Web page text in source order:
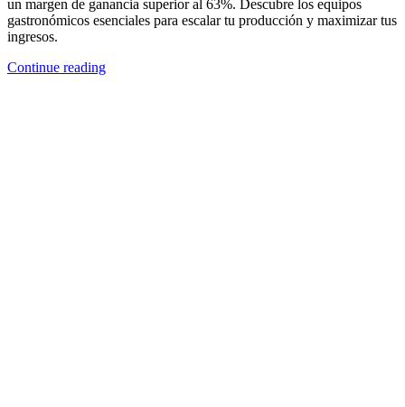
un margen de ganancia superior al 63%. Descubre los equipos
gastronómicos esenciales para escalar tu producción y maximizar tus
ingresos.
Continue reading